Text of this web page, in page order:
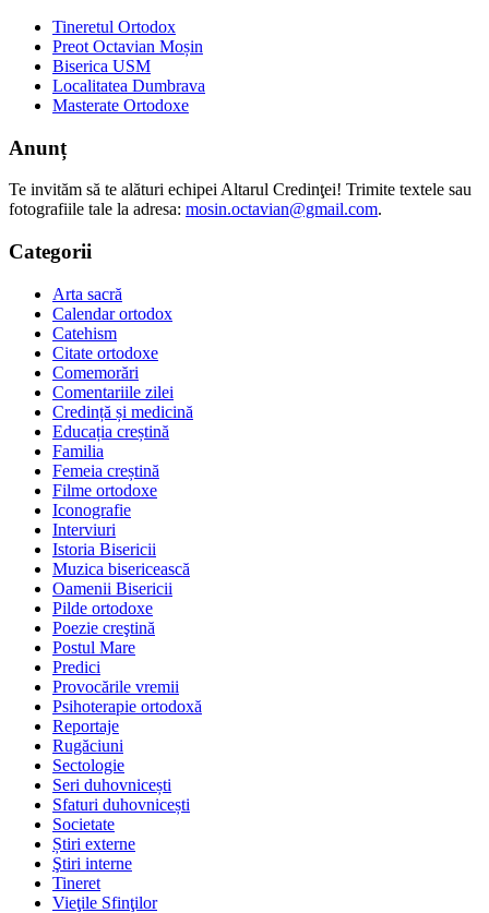
Tineretul Ortodox
Preot Octavian Moșin
Biserica USM
Localitatea Dumbrava
Masterate Ortodoxe
Anunț
Te invităm să te alături echipei Altarul Credinţei! Trimite textele sau
fotografiile tale la adresa: mosin.octavian@gmail.com.
Categorii
Arta sacră
Calendar ortodox
Catehism
Citate ortodoxe
Comemorări
Comentariile zilei
Credință și medicină
Educația creștină
Familia
Femeia creștină
Filme ortodoxe
Iconografie
Interviuri
Istoria Bisericii
Muzica bisericească
Oamenii Bisericii
Pilde ortodoxe
Poezie creştină
Postul Mare
Predici
Provocările vremii
Psihoterapie ortodoxă
Reportaje
Rugăciuni
Sectologie
Seri duhovnicești
Sfaturi duhovnicești
Societate
Știri externe
Ştiri interne
Tineret
Vieţile Sfinţilor